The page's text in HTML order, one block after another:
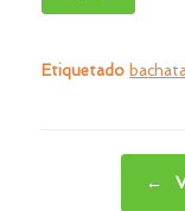
Etiquetado
←